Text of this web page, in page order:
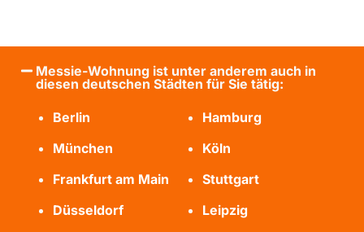
Messie-Wohnung ist unter anderem auch in
diesen deutschen Städten für Sie tätig:
Berlin
Hamburg
München
Köln
Frankfurt am Main
Stuttgart
Düsseldorf
Leipzig